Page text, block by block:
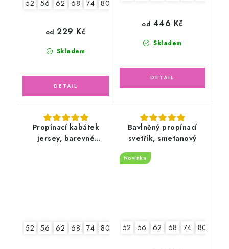
52 56 62 68 74 80
Skladem
od 229 Kč
Skladem
od 446 Kč
Propínací kabátek
jersey, barevné
52 56 62 68 74 80 86
Bavlněný propínací
svetřík, smetanový
Novinka
52 56 62 68 74 80